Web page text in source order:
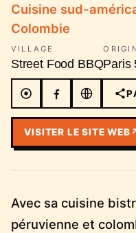
Cuisine sud-
Colombie
VILLAGE
Street Food BBQParis
VISITER LE SITE WEB
Avec sa cuisine
péruvienne et